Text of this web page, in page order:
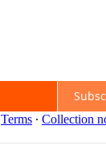
Terms ∙ Collection